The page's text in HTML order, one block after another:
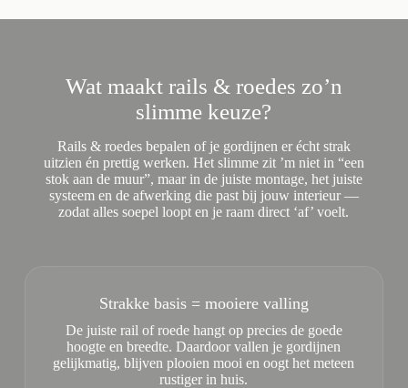
Wat maakt rails & roedes zo’n
slimme keuze?
Rails & roedes bepalen of je gordijnen er écht strak
uitzien én prettig werken. Het slimme zit ’m niet in “een
stok aan de muur”, maar in de juiste montage, het juiste
systeem en de afwerking die past bij jouw interieur —
zodat alles soepel loopt en je raam direct ‘af’ voelt.
Strakke basis = mooiere valling
De juiste rail of roede hangt op precies de goede
hoogte en breedte. Daardoor vallen je gordijnen
gelijkmatig, blijven plooien mooi en oogt het meteen
rustiger in huis.